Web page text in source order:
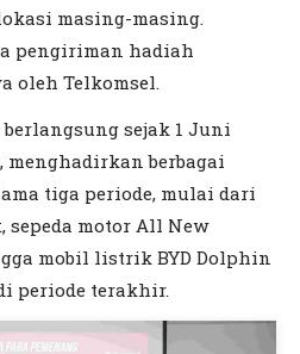
masing-masing.
pengiriman hadiah
oleh Telkomsel.
berlangsung sejak 1 Juni
menghadirkan berbagai
tiga periode, mulai dari
motor All New
mobil listrik BYD Dolphin
periode terakhir.